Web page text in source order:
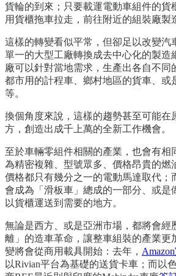
貨輪的到來；只要載運電動車組件的貨
用貨櫃拖車拉走，前往附近的組裝廠製
這樣的轉變看似平常，但卻足以改變汽
單一的大型工廠轉換成去中心化的製造
廠可以針對當地需求，生產出各自不同
都市用的計程車、鄉村地區的貨車、或
等。
換個角度來說，這樣的趨勢甚至可能在
方，創造出成千上萬的全新工作機會。
至於車輛零組件相關的產業，也會有相
為精密複雜、型號眾多、價格昂貴的燃
價格都只有幾分之一的電動馬達取代；
會成為「滑板車」總成的一部分、或是
以貨櫃運送到需要的地方。
無論是西方、或是亞洲市場，都將會經
離」的造車革命，讓整車組裝的產業更
變將會從商用載具開始：去年，
以Rivian平台為基礎的送貨卡車；而以